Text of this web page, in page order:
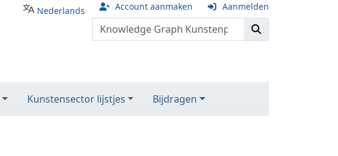
Nederlands Account aanmaken Aanmelden
Kunstensector lijstjes Bijdragen